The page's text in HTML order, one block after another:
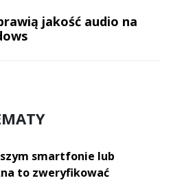
jakość audio na
smartfonie lub
to zweryfikować